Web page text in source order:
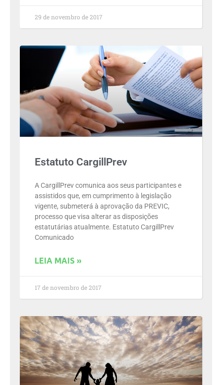
29 de novembro de 2017
Estatuto CargillPrev
A CargillPrev comunica aos seus participantes e
assistidos que, em cumprimento à legislação
vigente, submeterá à aprovação da PREVIC,
processo que visa alterar as disposições
estatutárias atualmente. Estatuto CargillPrev
Comunicado
LEIA MAIS »
17 de novembro de 2017